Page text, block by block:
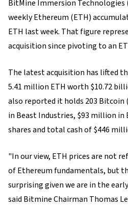
BitMine Immersion Technologies
weekly Ethereum (ETH)
ETH last week. That figure
acquisition since pivoting to an
The latest acquisition has lifted
5.41 million ETH worth $10.72
also reported it holds 203 Bitcoin
in Beast Industries, $93 million in
shares and total cash of $446
"In our view, ETH prices are not
of Ethereum fundamentals, but
surprising given we are in the
said Bitmine Chairman Thomas